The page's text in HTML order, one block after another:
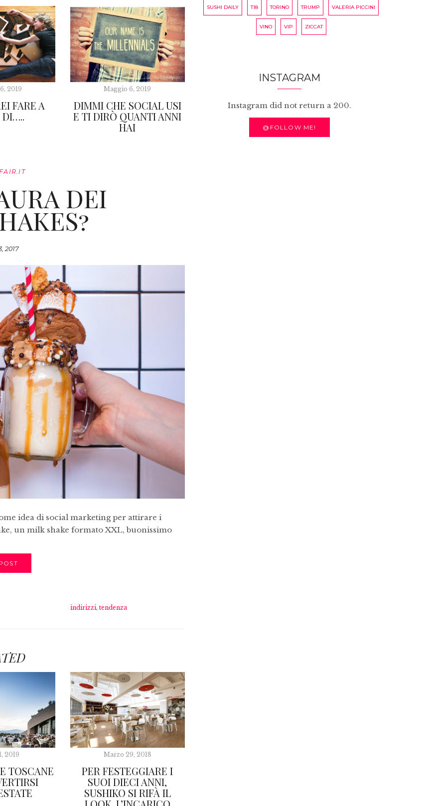
2019
FARE A
DI…..
Maggio 6, 2019
DIMMI CHE SOCIAL USI
E TI DIRÒ QUANTI ANNI
HAI
DEI
2017
idea di social marketing per attirare i
un milk shake formato XXL, buonissimo
indirizzi, tendenza
2019
TOSCANE
Marzo 29, 2018
PER FESTEGGIARE I
SUOI DIECI ANNI,
SUSHIKO SI RIFÀ IL
SUSHI DAILY T18 TORINO TRUMP VALERIA PICCINI
VINO VIP ZICCAT
INSTAGRAM
Instagram did not return a 200.
@FOLLOW ME!